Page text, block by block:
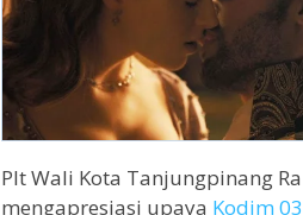
Plt Wali Kota Tanjungpinang
mengapresiasi upaya Kodim